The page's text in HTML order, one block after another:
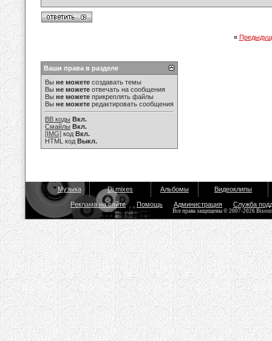
«
Ваши права в разделе
Вы не можете создавать темы
Вы не можете отвечать на сообщения
Вы не можете прикреплять файлы
Вы не можете редактировать сообщения
BB коды Вкл.
Смайлы Вкл.
[IMG] код Вкл.
HTML код Выкл.
Музыка Dj mixes Альбомы Видеоклипы
Реклама на сайте Помощь Администрация Служба
Все права защищены © 2007-2026